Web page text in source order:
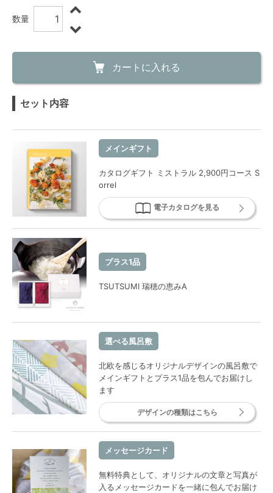
数量
カートに入れる
セット内容
メインギフト
カタログギフト ミストラル 2,900円コース S
orrel
電子カタログを見る
プラス1品
TSUTSUMI 瑞穂の恵みA
選べる風呂敷
北欧を感じるオリジナルデザインの風呂敷で
メインギフトとプラス1品を包んでお届けし
ます
デザインの種類はこちら
メッセージカード
無料特典として、オリジナルの文章と写真が
入るメッセージカードを一緒に包んでお届け